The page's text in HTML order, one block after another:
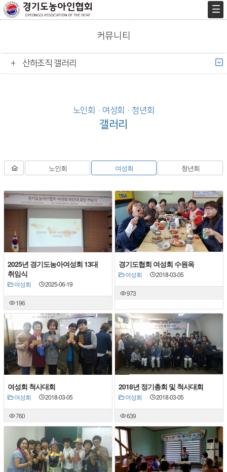
커뮤니티
산하조직 갤러리
노인회 · 여성회 · 청년회
갤러리
노인회 여성회 청년회
2025년 경기도농아여성회 13대
취임식
여성회 2025-06-19
196
경기도협회 여성회 수원옥
여성회 2018-03-05
973
여성회 척사대회
여성회 2018-03-05
760
2018년 정기총회 및 척사대회
여성회 2018-03-05
639